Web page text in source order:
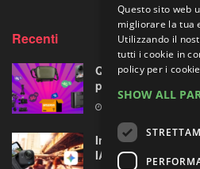
Recenti
Quattro accessori
prodotti opposti,
Insta360 GO Ultra
IA con Gemini di
Questo sito web
migliorare la tua
Utilizzando il
tutti i cookie in
policy per i
SHOW ALL